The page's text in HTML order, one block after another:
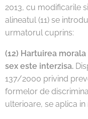
2013, cu modificarile
alineatul (11) se
urmatorul cuprins:
(12) Hartuirea
sex este interzisa.
137/2000 privind
formelor de
ulterioare, se aplica